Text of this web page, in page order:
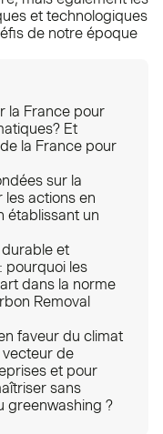
et technologiques
de notre époque
la France pour
Et
la France pour
sur la
les actions en
établissant un
et
pourquoi les
dans la norme
Removal
faveur du climat
vecteur de
et pour
sans
greenwashing ?